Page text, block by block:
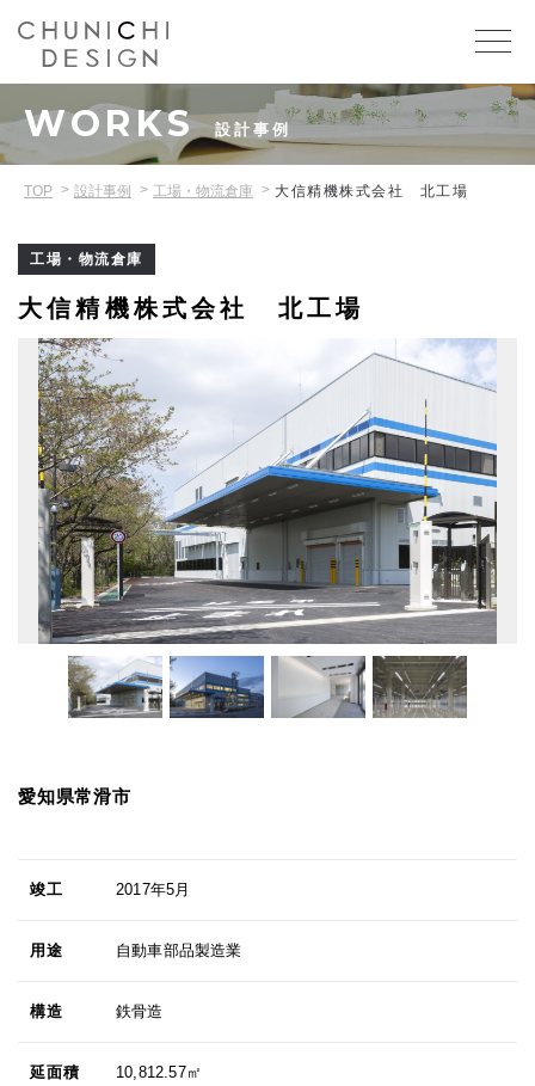
WORKS 設計事例
TOP 設計事例 工場・物流倉庫 大信精機株式会社 北工場
工場・物流倉庫
大信精機株式会社 北工場
愛知県常滑市
竣工 2017年5月
用途 自動車部品製造業
構造 鉄骨造
延面積 10,812.57㎡